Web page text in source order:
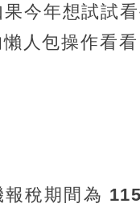
今年想試試
人包操作看
稅期間為